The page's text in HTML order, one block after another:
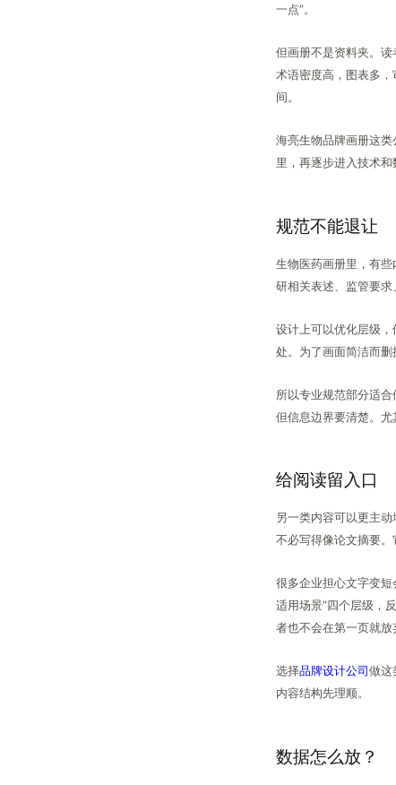
一点”。
但画册不是资料夹。
术语密度高，图表多
间。
海亮生物品牌画册这
里，再逐步进入技术和
规范不能退让
生物医药画册里，有
研相关表述、监管要求
设计上可以优化层级
处。为了画面简洁而删
所以专业规范部分适
但信息边界要清楚。
给阅读留入口
另一类内容可以更主
不必写得像论文摘要。
很多企业担心文字变短
适用场景”四个层级，
者也不会在第一页就放
选择品牌设计公司做这
内容结构先理顺。
数据怎么放？